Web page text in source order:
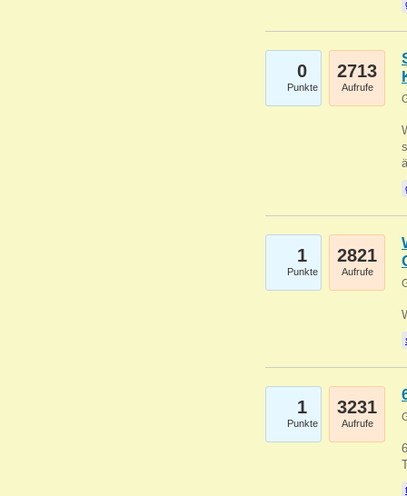
0
Punkte
2713
Aufrufe
1
Punkte
2821
Aufrufe
1
Punkte
3231
Aufrufe